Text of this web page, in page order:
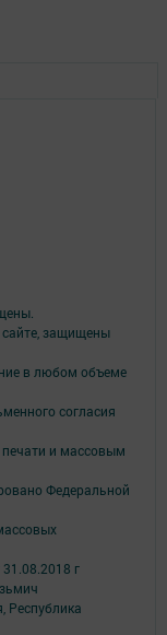
защищены
в любом объеме
согласия
печати и массовым
Федеральной
г
Республика